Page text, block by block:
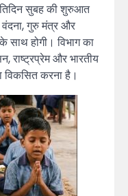
सुबह की शुरुआत
वंदना, गुरु मंत्र और
साथ होगी। विभाग का
राष्ट्रप्रेम और भारतीय
करना है।